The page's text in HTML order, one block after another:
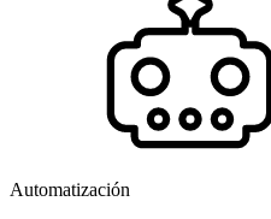
Automatización